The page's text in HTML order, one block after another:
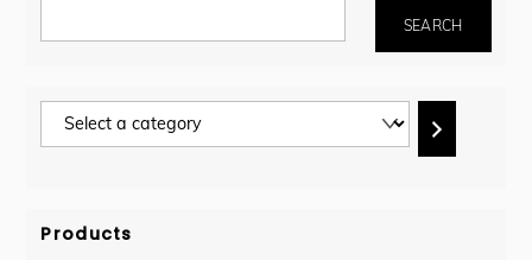
SEARCH
Select
Products